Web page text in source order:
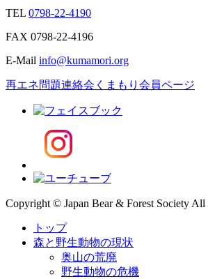
TEL 0798-22-4190
FAX 0798-22-4196
E-Mail info@kumamori.org
再エネ問題連絡会 くまもり会員ページ
Copyright © Japan Bear & Forest Society All
トップ
森と野生動物の現状
奥山の荒廃
野生動物の危機